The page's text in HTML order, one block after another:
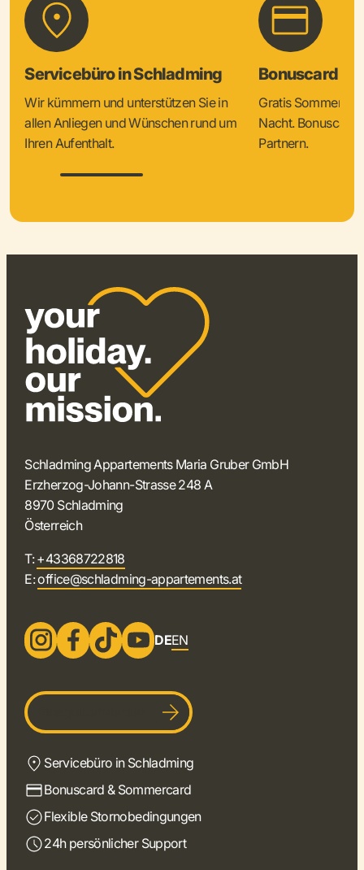
Servicebüro in Schladming
Wir kümmern und unterstützen Sie in
allen Anliegen und Wünschen rund um
Ihren Aufenthalt.
Bonuscard &
Gratis
Nacht. Bonuscard
Partnern.
Schladming Appartements Maria Gruber GmbH
Erzherzog-Johann-Strasse 248 A
8970 Schladming
Österreich
T:+43368722818
E:office@schladming-appartements.at
DEEN
Servicebüro in Schladming
Bonuscard & Sommercard
Flexible Stornobedingungen
24h persönlicher Support